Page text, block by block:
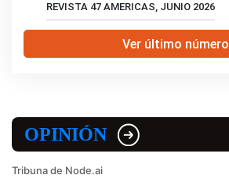
REVISTA 47 AMERICAS, JUNIO 2026
Ver último número
OPINIÓN
Tribuna de Node.ai